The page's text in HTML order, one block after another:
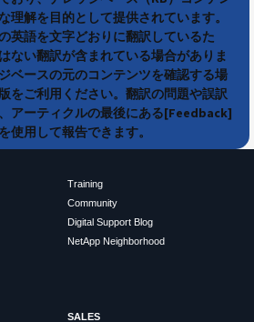
理解を目的として提供されています。
英語を文字どおりに翻訳しているた
ない翻訳が含まれている場合がありま
ベースの元のコンテンツを確認する場
をご利用ください。翻訳の問題や誤訳
アーティクルの最後にある[Feedback]
使用して報告できます。
Training
Community
Digital Support Blog
NetApp Neighborhood
SALES